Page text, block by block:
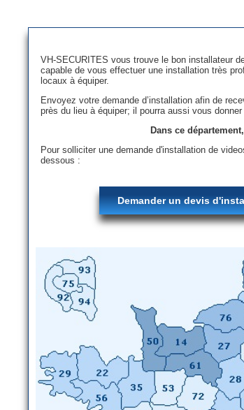
VH-SECURITES vous trouve le bon installateur
capable de vous effectuer une installation très
locaux à équiper.
Envoyez votre demande d’installation afin de
près du lieu à équiper; il pourra aussi vous
Dans ce
Pour solliciter une demande d'installation de
dessous :
Demander un devis